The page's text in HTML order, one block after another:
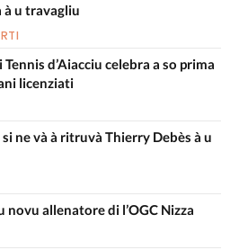
à u travagliu
d’Aiacciu celebra a so prima
licenziati
ne và à ritruvà Thierry Debès à u
allenatore di l’OGC Nizza